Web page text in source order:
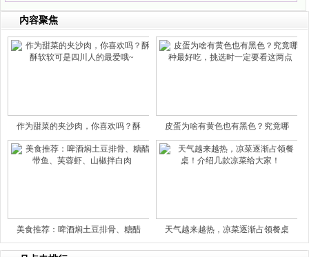
内容聚焦
作为甜菜的夹沙肉，你喜欢吗？酥 皮蛋为啥有黄色也有黑色？究竟哪
美食推荐：啤酒焖土豆排骨、糖醋 天气越来越热，凉菜逐渐占领餐桌